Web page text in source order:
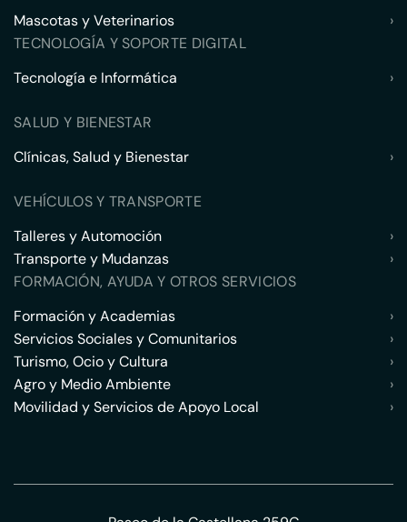
Mascotas y Veterinarios
›
TECNOLOGÍA Y SOPORTE DIGITAL
Tecnología e Informática
›
SALUD Y BIENESTAR
Clínicas, Salud y Bienestar
›
VEHÍCULOS Y TRANSPORTE
Talleres y Automoción
›
Transporte y Mudanzas
›
FORMACIÓN, AYUDA Y OTROS SERVICIOS
Formación y Academias
›
Servicios Sociales y Comunitarios
›
Turismo, Ocio y Cultura
›
Agro y Medio Ambiente
›
Movilidad y Servicios de Apoyo Local
›